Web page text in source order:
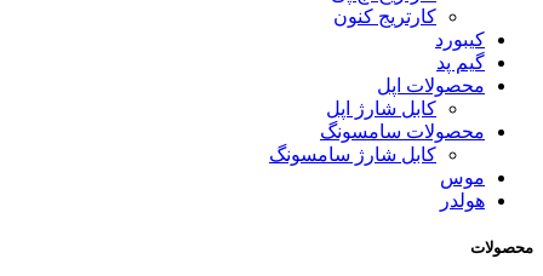
کارتریج کنون
کیبورد
گیم پد
محصولات اپل
کابل شارژ اپل
محصولات سامسونگ
کابل شارژ سامسونگ
موس
هولدر
محصولات